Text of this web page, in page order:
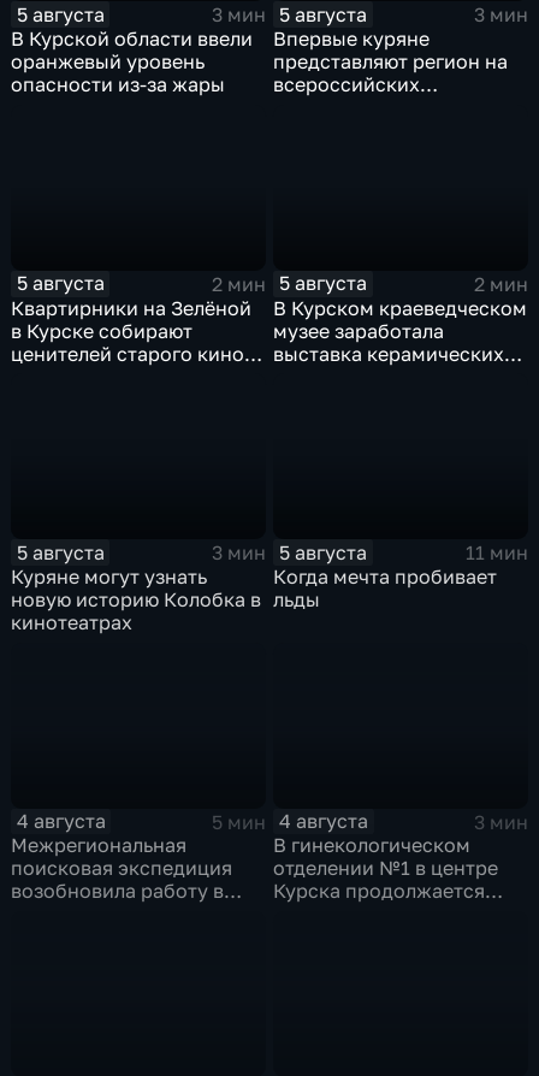
5 августа
3 мин
В Курской области ввели
оранжевый уровень
опасности из-за жары
5 августа
3 мин
Впервые куряне
представляют регион на
всероссийских
5 августа
2 мин
Квартирники на Зелёной
в Курске собирают
ценителей старого кино
5 августа
2 мин
В Курском краеведческом
музее заработала
выставка керамических
5 августа
3 мин
Куряне могут узнать
новую историю Колобка в
кинотеатрах
5 августа
11 мин
Когда мечта пробивает
льды
4 августа
5 мин
Межрегиональная
поисковая экспедиция
возобновила работу в
4 августа
3 мин
В гинекологическом
отделении №1 в центре
Курска продолжается